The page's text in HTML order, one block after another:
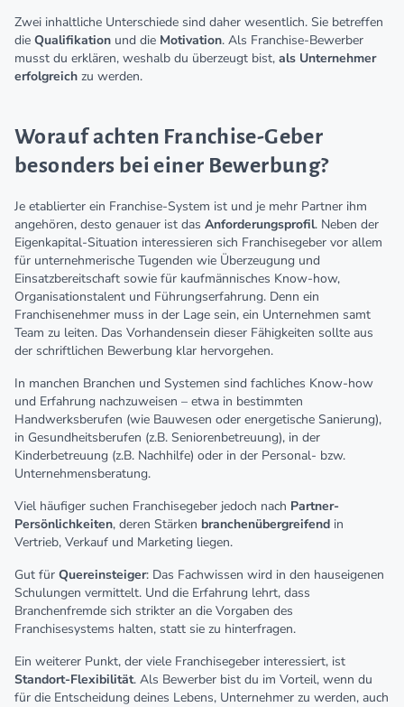
Zwei inhaltliche Unterschiede sind daher wesentlich. Sie betreffen
die Qualifikation und die Motivation. Als Franchise-Bewerber
musst du erklären, weshalb du überzeugt bist, als Unternehmer
erfolgreich zu werden.
Worauf achten Franchise-Geber
besonders bei einer Bewerbung?
Je etablierter ein Franchise-System ist und je mehr Partner ihm
angehören, desto genauer ist das Anforderungsprofil. Neben der
Eigenkapital-Situation interessieren sich Franchisegeber vor allem
für unternehmerische Tugenden wie Überzeugung und
Einsatzbereitschaft sowie für kaufmännisches Know-how,
Organisationstalent und Führungserfahrung. Denn ein
Franchisenehmer muss in der Lage sein, ein Unternehmen samt
Team zu leiten. Das Vorhandensein dieser Fähigkeiten sollte aus
der schriftlichen Bewerbung klar hervorgehen.
In manchen Branchen und Systemen sind fachliches Know-how
und Erfahrung nachzuweisen – etwa in bestimmten
Handwerksberufen (wie Bauwesen oder energetische Sanierung),
in Gesundheitsberufen (z.B. Seniorenbetreuung), in der
Kinderbetreuung (z.B. Nachhilfe) oder in der Personal- bzw.
Unternehmensberatung.
Viel häufiger suchen Franchisegeber jedoch nach Partner-
Persönlichkeiten, deren Stärken branchenübergreifend in
Vertrieb, Verkauf und Marketing liegen.
Gut für Quereinsteiger: Das Fachwissen wird in den hauseigenen
Schulungen vermittelt. Und die Erfahrung lehrt, dass
Branchenfremde sich strikter an die Vorgaben des
Franchisesystems halten, statt sie zu hinterfragen.
Ein weiterer Punkt, der viele Franchisegeber interessiert, ist
Standort-Flexibilität. Als Bewerber bist du im Vorteil, wenn du
für die Entscheidung deines Lebens, Unternehmer zu werden, auch